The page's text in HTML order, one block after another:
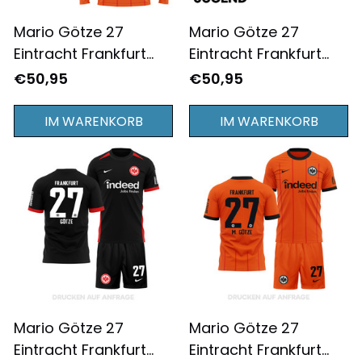
Mario Götze 27
Eintracht Frankfurt
2024/25
Langarm für Herren -
Komplett Bedruckt -
€50,95
IM WARENKORB
Mario Götze 27
Eintracht Frankfurt
2024/25 Jugend
Langarm - Komplett
Bedruckt - Orange
€50,95
IM WARENKORB
Mario Götze 27
Eintracht Frankfurt
Mario Götze 27
Eintracht Frankfurt